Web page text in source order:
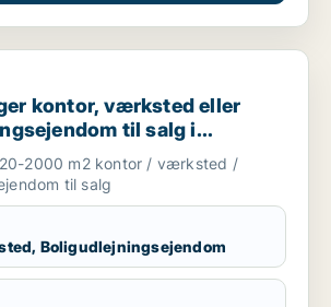
værksted eller
kontor, værksted eller
til salg i
2000 m2 kontor / værksted /
til salg
Boligudlejningsejendom